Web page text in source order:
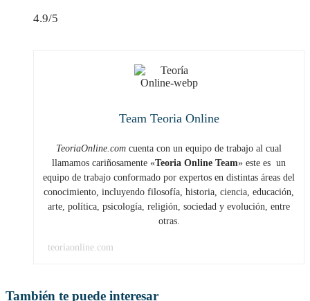
4.9/5
Team Teoria Online
TeoriaOnline.com cuenta con un equipo de trabajo al cual
llamamos cariñosamente «Teoria Online Team» este es un
equipo de trabajo conformado por expertos en distintas áreas del
conocimiento, incluyendo filosofía, historia, ciencia, educación,
arte, política, psicología, religión, sociedad y evolución, entre
otras.
teoriaonline.com
También te puede interesar